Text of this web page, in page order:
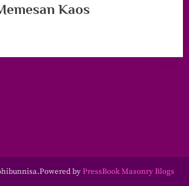
Kaos
Powered byPressBook Masonry Blogs